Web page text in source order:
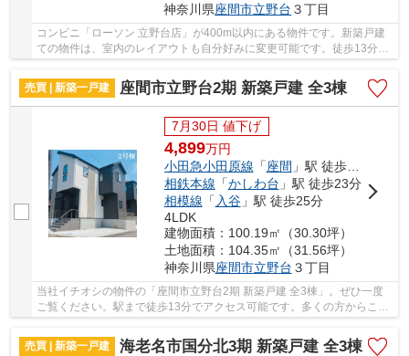
神奈川県座間市立野台 ３丁目
コンビニ「ローソン 立野台店」が400m以内にある物件です。新築戸建
ての物件は、室内のレイアウトも自分好みに変更可能です。徒歩13分で
売買 | 新築一戸建
座間市立野台2期 新築戸建 全3棟
7月30日 値下げ
4,899万円
小田急小田原線 「座間 」駅 徒歩13分
相鉄本線 「かしわ台 」駅 徒歩23分
相模線 「 入谷」駅 徒歩25分
4LDK
建物面積：100.19㎡（30.30坪）
土地面積：104.35㎡（31.56坪）
神奈川県座間市立野台 ３丁目
当社イチオシの物件の「座間市立野台2期 新築戸建 全3棟」。ぜひ一度
ご覧ください。駅まで徒歩13分でアクセス可能です。多くの方からこだ
わり条件でいただく新築戸建ての物件です。不...
売買 | 新築一戸建
海老名市国分北3期 新築戸建 全3棟